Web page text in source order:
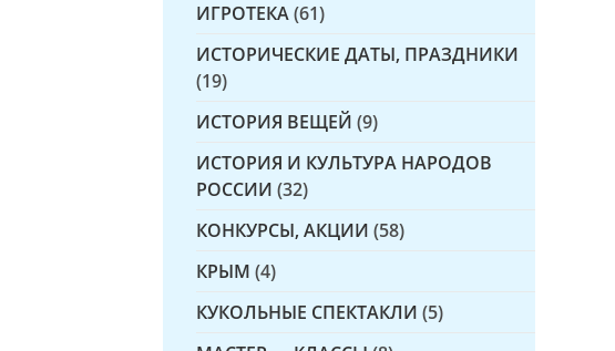
ИГРОТЕКА(61)
ИСТОРИЧЕСКИЕ ДАТЫ, ПРАЗДНИКИ
(19)
ИСТОРИЯ ВЕЩЕЙ (9)
ИСТОРИЯ И КУЛЬТУРА НАРОДОВ
РОССИИ (32)
КОНКУРСЫ, АКЦИИ (58)
КРЫМ (4)
КУКОЛЬНЫЕ СПЕКТАКЛИ (5)